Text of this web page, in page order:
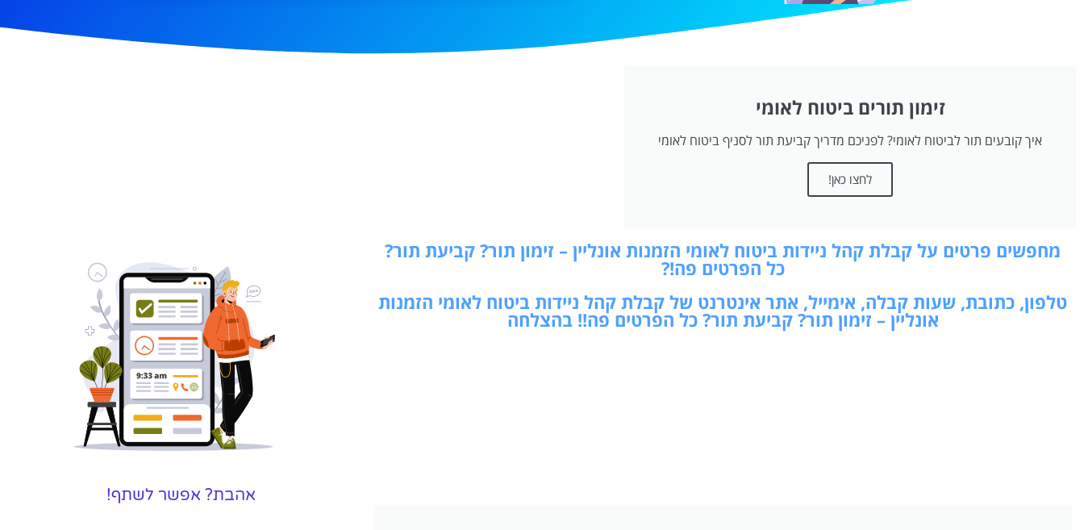
זימון תורים ביטוח לאומי
איך קובעים תור לביטוח לאומי? לפניכם מדריך קביעת תור לסניף ביטוח לאומי
לחצו כאן!
מחפשים פרטים על קבלת קהל ניידות ביטוח לאומי הזמנות אונליין – זימון תור? קביעת תור?
כל הפרטים פה!?
טלפון, כתובת, שעות קבלה, אימייל, אתר אינטרנט של קבלת קהל ניידות ביטוח לאומי הזמנות
אונליין – זימון תור? קביעת תור? כל הפרטים פה!! בהצלחה
אהבת? אפשר לשתף!